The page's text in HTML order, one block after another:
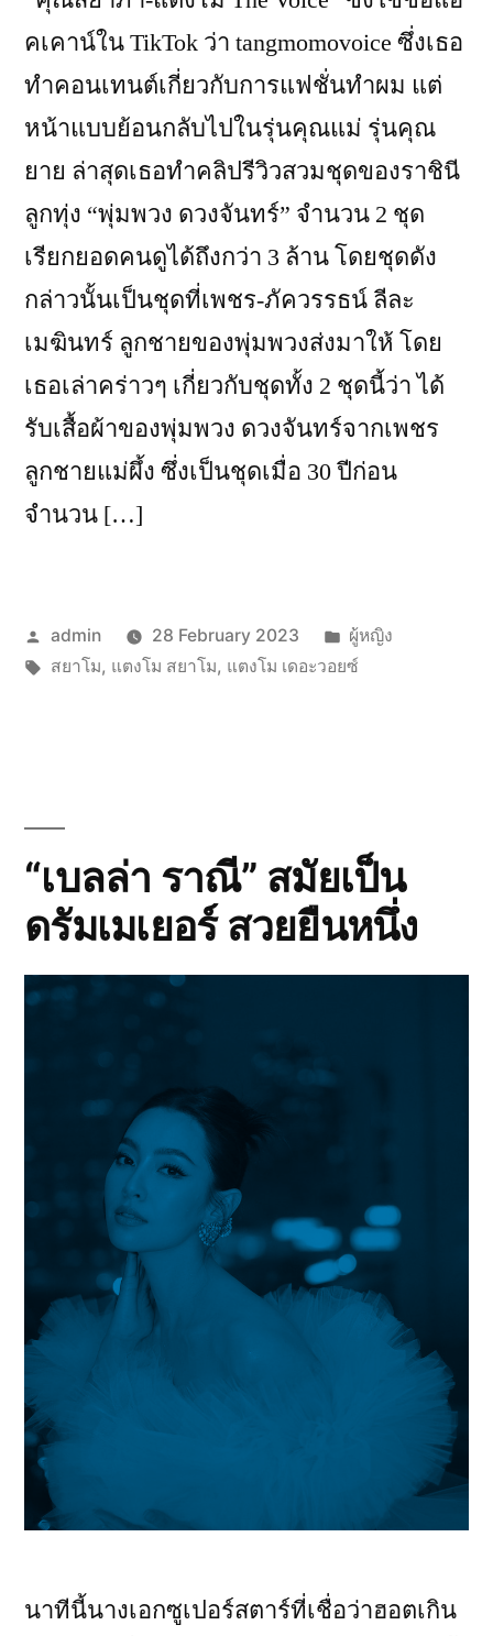
คเคาน์ใน TikTok ว่า tangmomovoice ซึ่งเธอ
ทำคอนเทนต์เกี่ยวกับการแฟชั่นทำผม แต่
หน้าแบบย้อนกลับไปในรุ่นคุณแม่ รุ่นคุณ
ยาย ล่าสุดเธอทำคลิปรีวิวสวมชุดของราชินี
ลูกทุ่ง “พุ่มพวง ดวงจันทร์” จำนวน 2 ชุด
เรียกยอดคนดูได้ถึงกว่า 3 ล้าน โดยชุดดัง
กล่าวนั้นเป็นชุดที่เพชร-ภัควรรธน์ ลีละ
เมฆินทร์ ลูกชายของพุ่มพวงส่งมาให้ โดย
เธอเล่าคร่าวๆ เกี่ยวกับชุดทั้ง 2 ชุดนี้ว่า ได้
รับเสื้อผ้าของพุ่มพวง ดวงจันทร์จากเพชร
ลูกชายแม่ผึ้ง ซึ่งเป็นชุดเมื่อ 30 ปีก่อน
จำนวน […]
Posted
by
admin 28 February 2023
Posted
in
ผู้หญิง
Tags:
สยาโม, แตงโม สยาโม, แตงโม เดอะวอยซ์
“เบลล่า ราณี” สมัยเป็น
ดรัมเมเยอร์ สวยยืนหนึ่ง
นาทีนี้นางเอกซูเปอร์สตาร์ที่เชื่อว่าฮอตเกิน